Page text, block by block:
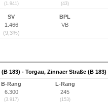
(1.941) (43)
SV
1.466
(9,3%)
BPL
VB
183) - Torgau, Zinnaer Straße (B 183)
B-Rang
6.300
(3.917)
L-Rang
245
(153)